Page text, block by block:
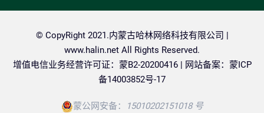
© CopyRight 2021.内蒙古哈林网络科技有限公司 |
www.halin.net All Rights Reserved.
增值电信业务经营许可证：蒙B2-20200416 | 网站备案： 蒙ICP
备14003852号-17
蒙公网安备：
15010202151018 号